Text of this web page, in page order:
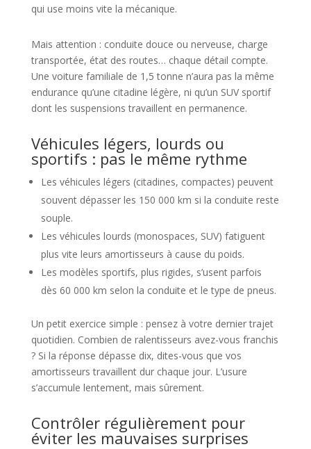
qui use moins vite la mécanique.
Mais attention : conduite douce ou nerveuse, charge
transportée, état des routes… chaque détail compte.
Une voiture familiale de 1,5 tonne n’aura pas la même
endurance qu’une citadine légère, ni qu’un SUV sportif
dont les suspensions travaillent en permanence.
Véhicules légers, lourds ou
sportifs : pas le même rythme
Les véhicules légers (citadines, compactes) peuvent
souvent dépasser les 150 000 km si la conduite reste
souple.
Les véhicules lourds (monospaces, SUV) fatiguent
plus vite leurs amortisseurs à cause du poids.
Les modèles sportifs, plus rigides, s’usent parfois
dès 60 000 km selon la conduite et le type de pneus.
Un petit exercice simple : pensez à votre dernier trajet
quotidien. Combien de ralentisseurs avez-vous franchis
? Si la réponse dépasse dix, dites-vous que vos
amortisseurs travaillent dur chaque jour. L’usure
s’accumule lentement, mais sûrement.
Contrôler régulièrement pour
éviter les mauvaises surprises